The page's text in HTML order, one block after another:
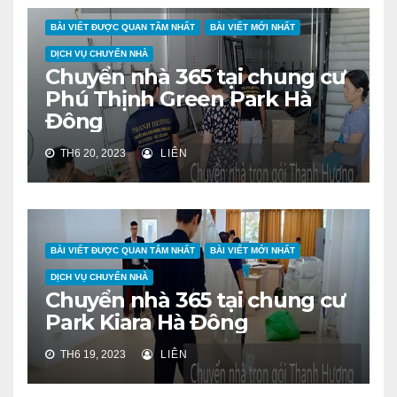
BÀI VIẾT ĐƯỢC QUAN TÂM NHẤT BÀI VIẾT MỚI NHẤT
DỊCH VỤ CHUYỂN NHÀ
Chuyển nhà 365 tại chung cư
Phú Thịnh Green Park Hà
Đông
TH6 20, 2023 LIÊN
BÀI VIẾT ĐƯỢC QUAN TÂM NHẤT BÀI VIẾT MỚI NHẤT
DỊCH VỤ CHUYỂN NHÀ
Chuyển nhà 365 tại chung cư
Park Kiara Hà Đông
TH6 19, 2023 LIÊN